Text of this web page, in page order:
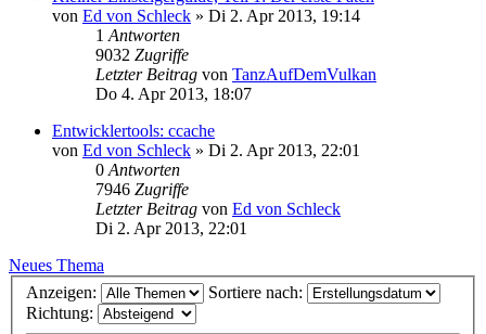
von Ed von Schleck » Di 2. Apr 2013, 19:14
1 Antworten
9032 Zugriffe
Letzter Beitrag von TanzAufDemVulkan
Do 4. Apr 2013, 18:07
Entwicklertools: ccache
von Ed von Schleck » Di 2. Apr 2013, 22:01
0 Antworten
7946 Zugriffe
Letzter Beitrag von Ed von Schleck
Di 2. Apr 2013, 22:01
Neues Thema
Anzeigen:
Sortiere nach:
Richtung: